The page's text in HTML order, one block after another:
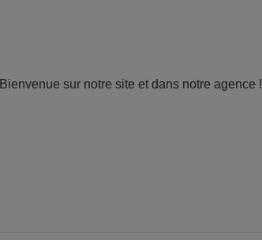
Bienvenue sur notre site et dans notre agence !